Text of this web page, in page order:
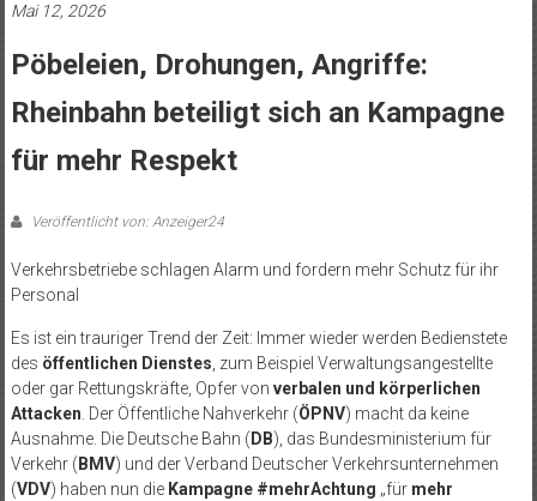
Mai 12, 2026
Pöbeleien, Drohungen, Angriffe:
Rheinbahn beteiligt sich an Kampagne
für mehr Respekt
Veröffentlicht von: Anzeiger24
Verkehrsbetriebe schlagen Alarm und fordern mehr Schutz für ihr
Personal
Es ist ein trauriger Trend der Zeit: Immer wieder werden Bedienstete
des öffentlichen Dienstes, zum Beispiel Verwaltungsangestellte
oder gar Rettungskräfte, Opfer von verbalen und körperlichen
Attacken. Der Öffentliche Nahverkehr (ÖPNV) macht da keine
Ausnahme. Die Deutsche Bahn ( DB), das Bundesministerium für
Verkehr ( BMV) und der Verband Deutscher Verkehrsunternehmen
(VDV) haben nun die Kampagne #mehrAchtung „für mehr